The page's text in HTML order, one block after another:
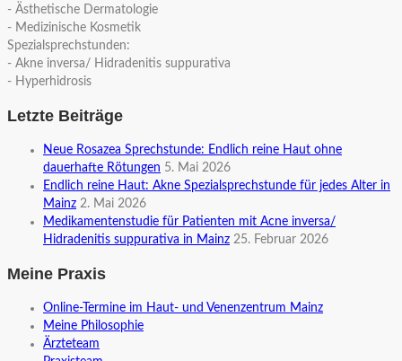
- Ästhetische Dermatologie
- Medizinische Kosmetik
Spezialsprechstunden:
- Akne inversa/ Hidradenitis suppurativa
- Hyperhidrosis
Letzte Beiträge
Neue Rosazea Sprechstunde: Endlich reine Haut ohne
dauerhafte Rötungen 5. Mai 2026
Endlich reine Haut: Akne Spezialsprechstunde für jedes Alter in
Mainz 2. Mai 2026
Medikamentenstudie für Patienten mit Acne inversa/
Hidradenitis suppurativa in Mainz 25. Februar 2026
Meine Praxis
Online-Termine im Haut- und Venenzentrum Mainz
Meine Philosophie
Ärzteteam